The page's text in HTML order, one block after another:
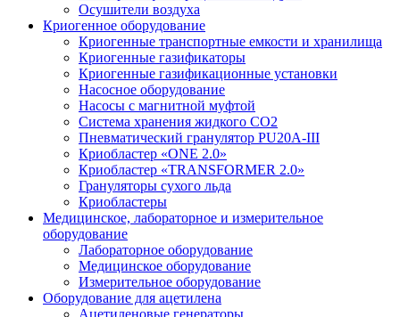
Осушители воздуха
Криогенное оборудование
Криогенные транспортные емкости и хранилища
Криогенные газификаторы
Криогенные газификационные установки
Насосное оборудование
Насосы с магнитной муфтой
Система хранения жидкого CO2
Пневматический гранулятор PU20A-III
Криобластер «ONE 2.0»
Криобластер «TRANSFORMER 2.0»
Грануляторы сухого льда
Криобластеры
Медицинское, лабораторное и измерительное
оборудование
Лабораторное оборудование
Медицинское оборудование
Измерительное оборудование
Оборудование для ацетилена
Ацетиленовые генераторы